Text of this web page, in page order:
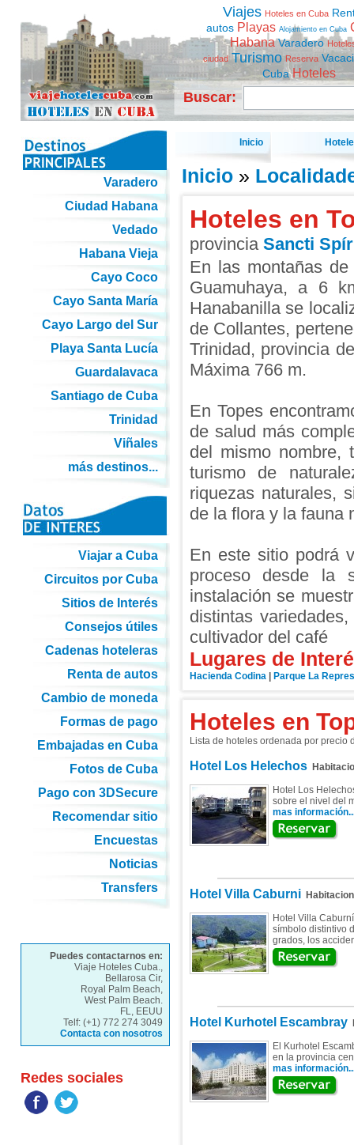
Viajes Hoteles en Cuba
autos Playas Alojamiento en Cuba
Habana Varadero
ciudad Turismo Reserva
Cuba Hoteles
Buscar:
Inicio
Inicio»
Hoteles en
provincia Sancti
En las montañas
Guamuhaya, a 6
Hanabanilla se
de Collantes,
Trinidad, provincia
Máxima 766 m.
En Topes
de salud más
del mismo nombre,
turismo de
riquezas naturales,
de la flora y la fauna
En este sitio podrá
proceso desde la
instalación se
distintas
cultivador del café
Lugares de
Hacienda Codina| Parque La
Hoteles en
Lista de hoteles ordenada por precio
Hotel Los Helechos
Hotel Los
sobre el nivel del
mas
Hotel Villa Caburni
Hotel Villa
símbolo distintivo
grados, los
Hotel Kurhotel Escambray
El Kurhotel
en la provincia
mas
Varadero
Ciudad Habana
Vedado
Habana Vieja
Cayo Coco
Cayo Santa María
Cayo Largo del Sur
Playa Santa Lucía
Guardalavaca
Santiago de Cuba
Trinidad
Viñales
más destinos...
Viajar a Cuba
Circuitos por Cuba
Sitios de Interés
Consejos útiles
Cadenas hoteleras
Renta de autos
Cambio de moneda
Formas de pago
Embajadas en Cuba
Fotos de Cuba
Pago con 3DSecure
Recomendar sitio
Encuestas
Noticias
Transfers
Puedes contactarnos en:
Viaje Hoteles Cuba.,
Bellarosa Cir,
Royal Palm Beach,
West Palm Beach.
FL, EEUU
Telf: (+1) 772 274 3049
Contacta con nosotros
Redes sociales